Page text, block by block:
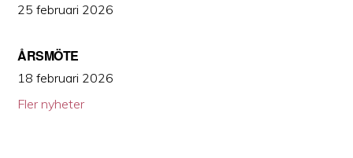
25 februari 2026
ÅRSMÖTE
18 februari 2026
Fler nyheter